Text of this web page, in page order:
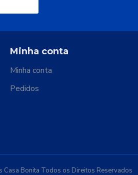
Minha conta
Minha conta
Pedidos
Bonita Todos os Direitos Reservados